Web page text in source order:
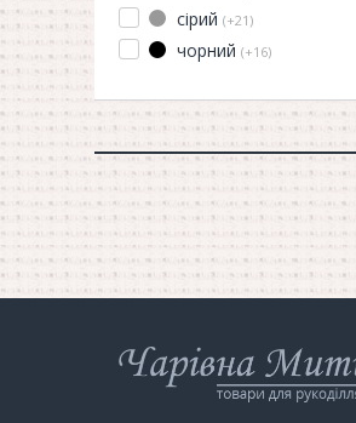
сірий (+21)
чорний (+16)
Інтернет-
магазин